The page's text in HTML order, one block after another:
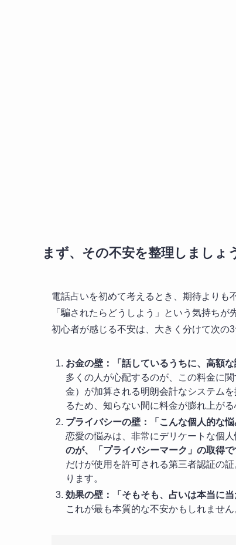
まず、その不安を整理しましょ
電話占いを初めて考えるとき、期待よりも
「騙されたらどうしよう」という気持ち
初心者が感じる不安は、大きく分けて次の3
お金の壁：「話しているうちに、高額
多くの人が心配するのが、この料金に
金）が加算される明朗会計なシステム
るため、知らない間に料金が膨れ上がる
プライバシーの壁：「こんな個人的な
恋愛の悩みは、非常にデリケートな個人
のが、「プライバシーマーク」の取得で
だけが使用を許可される第三者認証の
ります。
効果の壁：「そもそも、占いは本当に
これが最も本質的な不安かもしれませ